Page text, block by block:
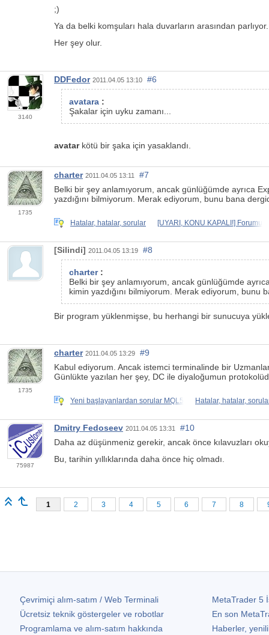
;)
Ya da belki komşuları hala duvarların arasından parlıyor.
Her şey olur.
3140
DDFedor 2011.04.05 13:10 #6
avatara :
Şakalar için uyku zamanı...
avatarkötü bir şaka için yasaklandı.
1735
charter 2011.04.05 13:11
#7
Belki bir şey anlamıyorum, ancak günlüğümde ayrıca
yazdığını bilmiyorum. Merak ediyorum, bunu bana
Hatalar, hatalar, sorular [UYARI, KONU KAPALI!] Forumu
[Silindi] 2011.04.05 13:19 #8
charter:
Belki bir şey anlamıyorum, ancak günlüğümde
kimin yazdığını bilmiyorum. Merak ediyorum, bunu
Bir program yüklenmişse, bu herhangi bir sunucuya
1735
charter 2011.04.05 13:29
#9
Kabul ediyorum. Ancak istemci terminalinde bir
Günlükte yazılan her şey, DC ile diyaloğumun
Yeni başlayanlardan sorular MQL5 Hatalar, hatalar,
75987
Dmitry Fedoseev 2011.04.05 13:31
#10
Daha az düşünmeniz gerekir, ancak önce kılavuzları
Bu, tarihin yıllıklarında daha önce hiç olmadı.
1 2 3 4 5 6 7 8
Çevrimiçi alım-satım / Web Terminali
Ücretsiz teknik göstergeler ve robotlar
Programlama ve alım-satım hakkında
MetaTrader 5
En son
Haberler,